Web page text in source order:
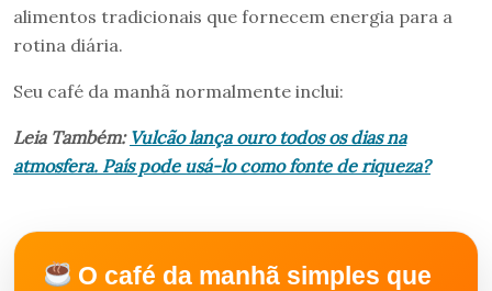
alimentos tradicionais que fornecem energia para a
rotina diária.
Seu café da manhã normalmente inclui:
Leia Também: Vulcão lança ouro todos os dias na
atmosfera. País pode usá-lo como fonte de riqueza?
O café da manhã simples que